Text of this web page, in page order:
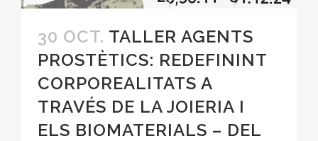
30 OCT. TALLER AGENTS
PROSTÈTICS: REDEFININT
CORPOREALITATS A
TRAVÉS DE LA JOIERIA I
ELS BIOMATERIALS – DEL